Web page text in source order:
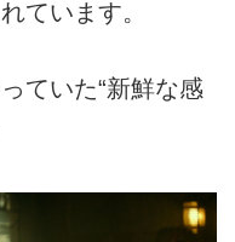
ています。
ていた“新鮮な感